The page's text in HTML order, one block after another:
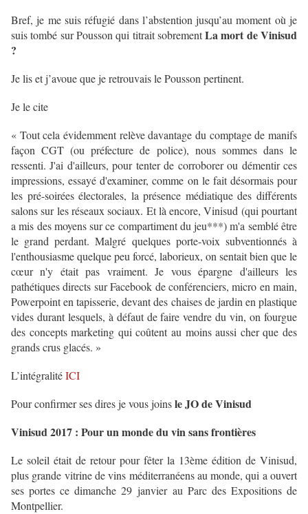
Bref, je me suis réfugié dans l’abstention jusqu’au moment où je
suis tombé sur Pousson qui titrait sobrementLa mort de Vinisud
?
Je lis et j’avoue que je retrouvais le Pousson pertinent.
Je le cite
« Tout cela évidemment relève davantage du comptage de manifs
façon CGT (ou préfecture de police), nous sommes dans le
ressenti. J'ai d'ailleurs, pour tenter de corroborer ou démentir ces
impressions, essayé d'examiner, comme on le fait désormais pour
les pré-soirées électorales, la présence médiatique des différents
salons sur les réseaux sociaux. Et là encore, Vinisud (qui pourtant
a mis des moyens sur ce compartiment du jeu***) m'a semblé être
le grand perdant. Malgré quelques porte-voix subventionnés à
l'enthousiasme quelque peu forcé, laborieux, on sentait bien que le
cœur n'y était pas vraiment. Je vous épargne d'ailleurs les
pathétiques directs sur Facebook de conférenciers, micro en main,
Powerpoint en tapisserie, devant des chaises de jardin en plastique
vides durant lesquels, à défaut de faire vendre du vin, on fourgue
des concepts marketing qui coûtent au moins aussi cher que des
grands crus glacés. »
L’intégralitéICI
Pour confirmer ses dires je vous joinsle JO de Vinisud
Vinisud 2017 : Pour un monde du vin sans frontières
Le soleil était de retour pour fêter la 13ème édition de Vinisud,
plus grande vitrine de vins méditerranéens au monde, qui a ouvert
ses portes ce dimanche 29 janvier au Parc des Expositions de
Montpellier.